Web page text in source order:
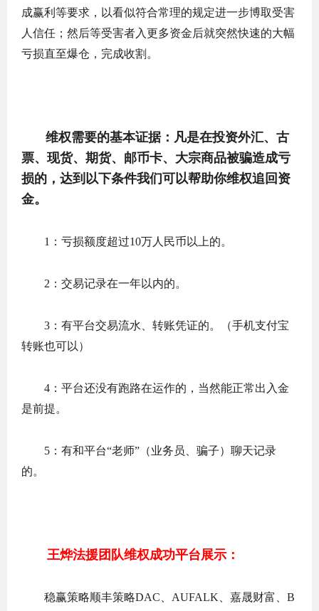
成赢利等要求，以看似符合常理的规定进一步博取受害
人信任；然后等受害者入更多资金后就突然快速的大幅
亏损直至爆仓，完成收割。
维权需要的基本证据：凡是在投资外汇、古
票、现货、期货、邮币卡、大宗商品被骗造成亏
损的，达到以下条件我们可以帮助你维权追回资
金。
1：亏损额度超过10万人民币以上的。
2：交易记录在一年以内的。
3：有平台交易流水、转账凭证的。（手机支付宝
转账也可以）
4：平台还没有跑路在运作的，当然能正常出入金
是前提。
5：有和平台“老师”（业务员、骗子）聊天记录
的。
王烨法援团队维权成功平台展示：
稳赢策略顺丰策略DAC、AUFALK、嘉晟财富、B